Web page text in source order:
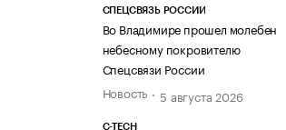
СПЕЦСВЯЗЬ РОССИИ
Во Владимире прошел молебен
небесному покровителю
Спецсвязи России
Новость
5 августа 2026
C-TECH